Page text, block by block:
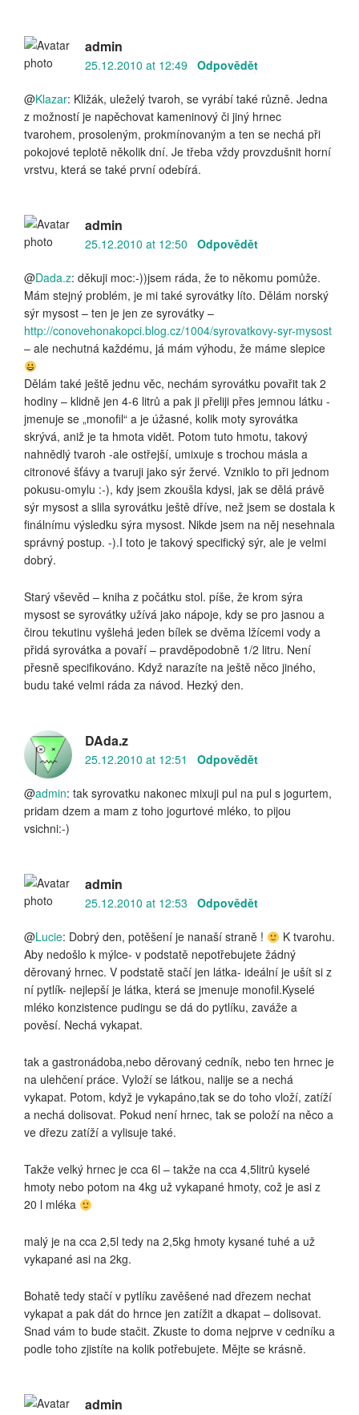
admin
25.12.2010 at 12:49 Odpovědět
@Klazar: Kližák, uleželý tvaroh, se vyrábí také různě. Jedna
z možností je napěchovat kameninový či jiný hrnec
tvarohem, prosoleným, prokmínovaným a ten se nechá při
pokojové teplotě několik dní. Je třeba vždy provzdušnit horní
vrstvu, která se také první odebírá.
admin
25.12.2010 at 12:50 Odpovědět
@Dada.z: děkuji moc:-))jsem ráda, že to někomu pomůže.
Mám stejný problém, je mi také syrovátky líto. Dělám norský
sýr mysost – ten je jen ze syrovátky –
http://conovehonakopci.blog.cz/1004/syrovatkovy-syr-mysost
– ale nechutná každému, já mám výhodu, že máme slepice
Dělám také ještě jednu věc, nechám syrovátku povařit tak 2
hodiny – klidně jen 4-6 litrů a pak ji přeliji přes jemnou látku -
jmenuje se „monofil“ a je úžasné, kolik moty syrovátka
skrývá, aniž je ta hmota vidět. Potom tuto hmotu, takový
nahnědlý tvaroh -ale ostřejší, umixuje s trochou másla a
citronové šťávy a tvaruji jako sýr žervé. Vzniklo to při jednom
pokusu-omylu :-), kdy jsem zkoušla kdysi, jak se dělá právě
sýr mysost a slila syrovátku ještě dříve, než jsem se dostala k
finálnímu výsledku sýra mysost. Nikde jsem na něj nesehnala
správný postup. -).I toto je takový specifický sýr, ale je velmi
dobrý.
Starý vševěd – kniha z počátku stol. píše, že krom sýra
mysost se syrovátky užívá jako nápoje, kdy se pro jasnou a
čirou tekutinu vyšlehá jeden bílek se dvěma lžícemi vody a
přidá syrovátka a povaří – pravděpodobně 1/2 litru. Není
přesně specifikováno. Když narazíte na ještě něco jiného,
budu také velmi ráda za návod. Hezký den.
DAda.z
25.12.2010 at 12:51 Odpovědět
@admin: tak syrovatku nakonec mixuji pul na pul s jogurtem,
pridam dzem a mam z toho jogurtové mléko, to pijou
vsichni:-)
admin
25.12.2010 at 12:53 Odpovědět
@Lucie: Dobrý den, potěšení je nanaší straně !
K tvarohu.
Aby nedošlo k mýlce- v podstatě nepotřebujete žádný
děrovaný hrnec. V podstatě stačí jen látka- ideální je ušít si z
ní pytlík- nejlepší je látka, která se jmenuje monofil.Kyselé
mléko konzistence pudingu se dá do pytlíku, zaváže a
pověsí. Nechá vykapat.
tak a gastronádoba,nebo děrovaný cedník, nebo ten hrnec je
na ulehčení práce. Vyloží se látkou, nalije se a nechá
vykapat. Potom, když je vykapáno,tak se do toho vloží, zatíží
a nechá dolisovat. Pokud není hrnec, tak se položí na něco a
ve dřezu zatíží a vylisuje také.
Takže velký hrnec je cca 6l – takže na cca 4,5litrů kyselé
hmoty nebo potom na 4kg už vykapané hmoty, což je asi z
20 l mléka
malý je na cca 2,5l tedy na 2,5kg hmoty kysané tuhé a už
vykapané asi na 2kg.
Bohatě tedy stačí v pytlíku zavěšené nad dřezem nechat
vykapat a pak dát do hrnce jen zatížit a dkapat – dolisovat.
Snad vám to bude stačit. Zkuste to doma nejprve v cedníku a
podle toho zjistíte na kolik potřebujete. Mějte se krásně.
admin